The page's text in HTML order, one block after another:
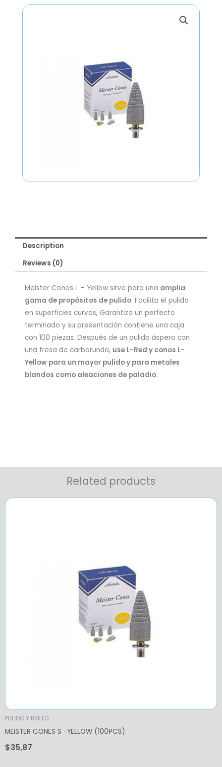
Description
Reviews (0)
Meister Cones L – Yellow sirve para una amplia
gama de propósitos de pulido: Facilita el pulido
en superficies curvas, Garantiza un perfecto
terminado y su presentación contiene una caja
con 100 piezas. Después de un pulido áspero con
una fresa de carborundo, use L-Red y conos L-
Yellow para un mayor pulido y para metales
blandos como aleaciones de paladio.
Related products
PULIDO Y BRILLO
MEISTER CONES S -YELLOW (100PCS)
$35,87